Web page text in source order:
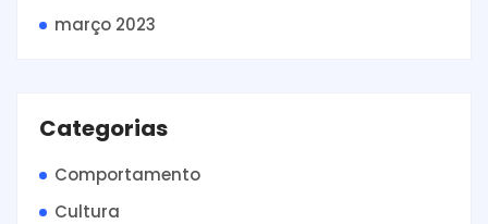
março 2023
Categorias
Comportamento
Cultura